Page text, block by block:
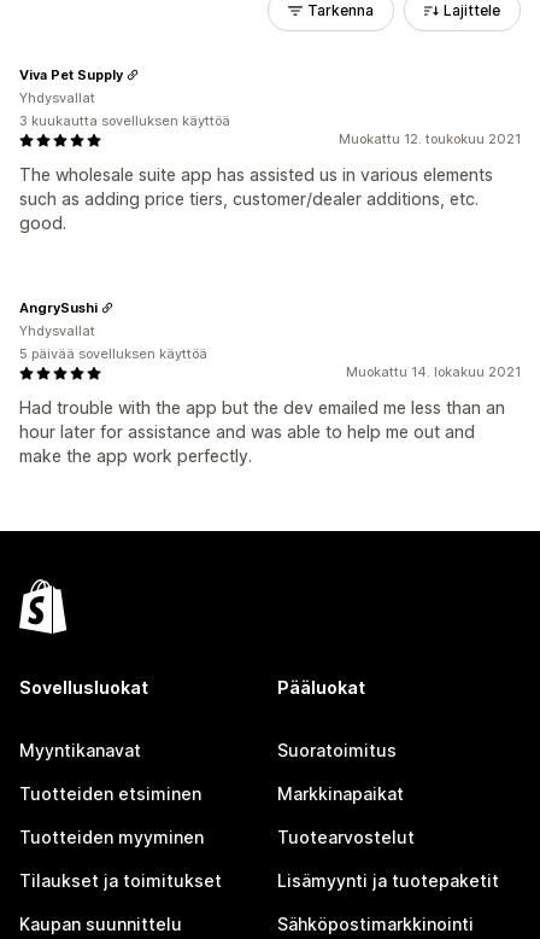
Tarkenna Lajittele
Muokattu 12. toukokuu 2021
The wholesale suite app has assisted us in various elements
such as adding price tiers, customer/dealer additions, etc.
good.
Viva Pet Supply
Yhdysvallat
3 kuukautta sovelluksen käyttöä
Muokattu 14. lokakuu 2021
Had trouble with the app but the dev emailed me less than an
hour later for assistance and was able to help me out and
make the app work perfectly.
AngrySushi
Yhdysvallat
5 päivää sovelluksen käyttöä
Sovellusluokat
Myyntikanavat
Tuotteiden etsiminen
Tuotteiden myyminen
Tilaukset ja toimitukset
Kaupan suunnittelu
Pääluokat
Suoratoimitus
Markkinapaikat
Tuotearvostelut
Lisämyynti ja tuotepaketit
Sähköpostimarkkinointi